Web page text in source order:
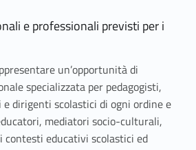
e professionali previsti per i
un’opportunità di
specializzata per pedagogisti,
dirigenti scolastici di ogni ordine e
mediatori socio-culturali,
educativi scolastici ed